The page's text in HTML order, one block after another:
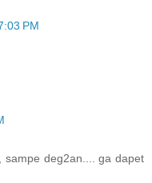
PM
sampe deg2an.... ga dapet